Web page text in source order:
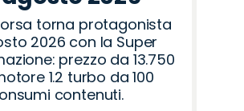
torna protagonista
2026 con la Super
prezzo da 13.750
1.2 turbo da 100
contenuti.